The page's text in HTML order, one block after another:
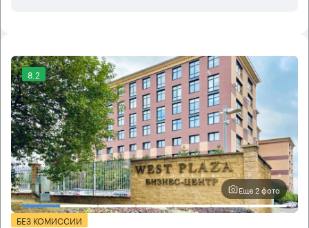
8.2
Еще 2 фото
БЕЗ КОМИССИИ